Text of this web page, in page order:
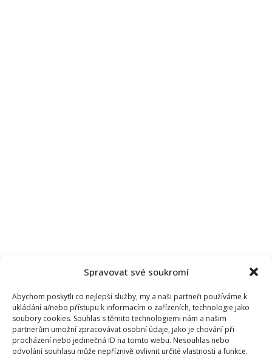
Spravovat své soukromí
Abychom poskytli co nejlepší služby, my a naši partneři používáme k
ukládání a/nebo přístupu k informacím o zařízeních, technologie jako
soubory cookies. Souhlas s těmito technologiemi nám a našim
partnerům umožní zpracovávat osobní údaje, jako je chování při
procházení nebo jedinečná ID na tomto webu. Nesouhlas nebo
odvolání souhlasu může nepříznivě ovlivnit určité vlastnosti a funkce.